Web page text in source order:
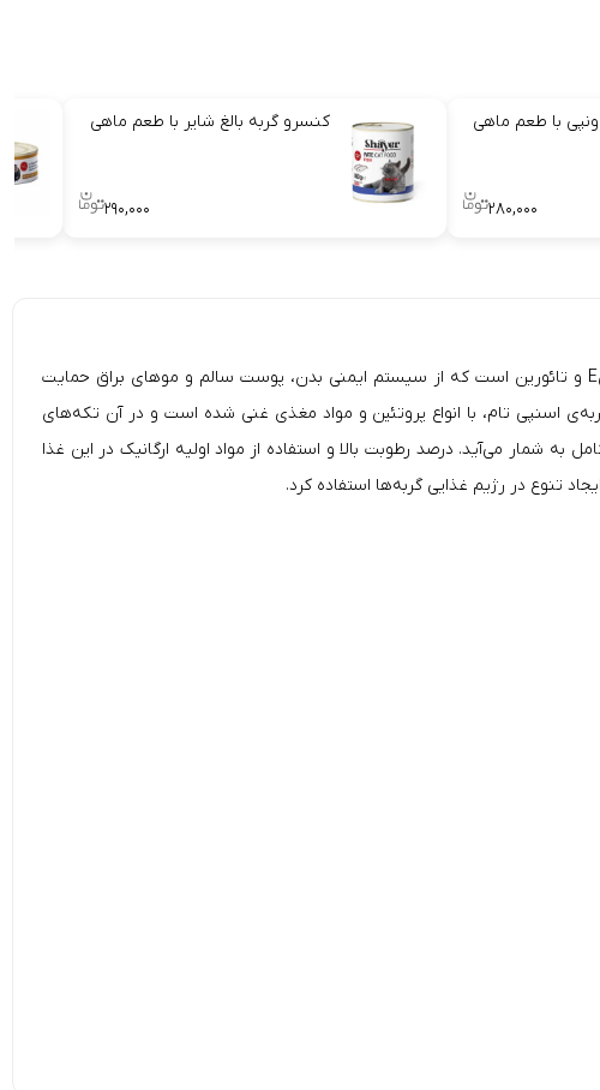
با طعم ماهی
۲۸۰,۰۰۰
کنسرو گربه بالغ شایر با طعم ماهی
۲۹۰,۰۰۰
Canned Wet Cat Food Fishermans Basket)، حاوی مواد طبیعی، ویتامین‌E و تائورین است که از سیستم ایمنی بدن، پوست سالم و موهای براق حمایت
اسنپی تام، با انواع پروتئین و مواد مغذی غنی شده است و در آن تکه‌های
شمار می‌آید. درصد رطوبت بالا و استفاده از مواد اولیه ارگانیک در این غذا
تنوع در رژیم غذایی گربه‌ها استفاده کرد.